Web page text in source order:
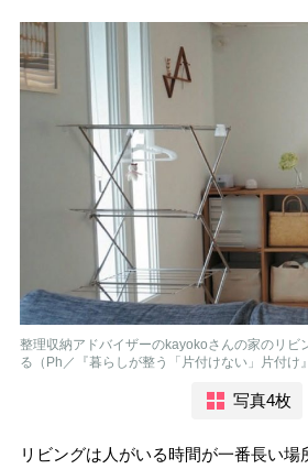
整理収納アドバイザーのkayokoさんの家のリビ
る（Ph／『暮らしが整う「片付けない」片付け
写真4枚
リビングは人がいる時間が一番長い場